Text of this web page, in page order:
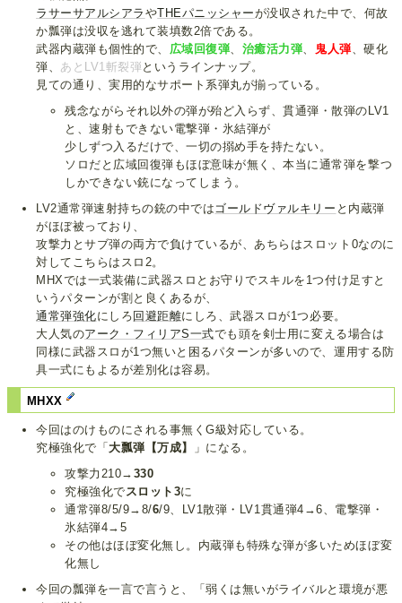
ラサーサアルシアラ やTHEパニッシャーが没収された中で、何故
か瓢弾は没収を逃れて装填数2倍である。
武器内蔵弾も個性的で、 広域回復弾 治癒活力弾 鬼人弾、硬化
弾、 あとLV1斬裂弾 というラインナップ。
見ての通り、実用的なサポート系弾丸が揃っている。
残念ながらそれ以外の弾が殆ど入らず、貫通弾・散弾のLV1
と、速射もできない電撃弾・氷結弾が
少しずつ入るだけで、一切の搦め手を持たない。
ソロだと広域回復弾もほぼ意味が無く、本当に通常弾を撃つ
しかできない銃になってしまう。
LV2通常弾速射持ちの銃の中では ゴールドヴァルキリー と内蔵弾
がほぼ被っており、
攻撃力とサブ弾の両方で負けているが、あちらはスロット0なのに
対してこちらはスロ2。
MHXでは一式装備に武器スロとお守りでスキルを1つ付け足すと
いうパターンが割と良くあるが、
通常弾強化にしろ回避距離にしろ、武器スロが1つ必要。
大人気のアーク・フィリアS一式でも頭を剣士用に変える場合は
同様に武器スロが1つ無いと困るパターンが多いので、運用する防
具一式にもよるが差別化は容易。
MHXX
今回はのけものにされる事無くG級対応している。
究極強化で「大瓢弾【万成】
」になる。
攻撃力210→ 330
究極強化でスロット3に
通常弾8/5/9→8/6/9、LV1散弾・LV1貫通弾4→6、電撃弾・
氷結弾4→5
その他はほぼ変化無し。内蔵弾も特殊な弾が多いためほぼ変
化無し
今回の瓢弾を一言で言うと、「弱くは無いがライバルと環境が悪